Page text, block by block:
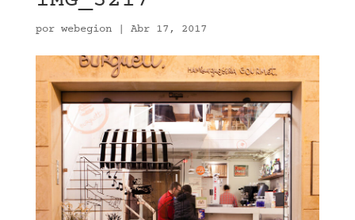
por webegion| Abr 17, 2017